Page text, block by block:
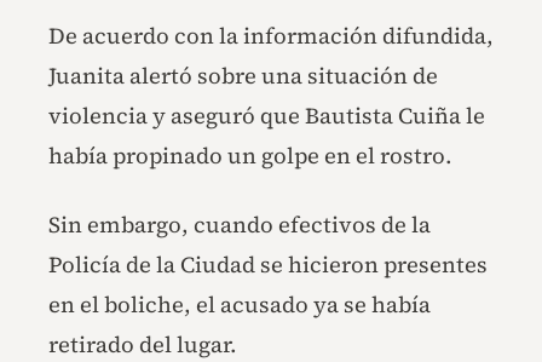
De acuerdo con la información difundida,
Juanita alertó sobre una situación de
violencia y aseguró que Bautista Cuiña le
había propinado un golpe en el rostro.
Sin embargo, cuando efectivos de la
Policía de la Ciudad se hicieron presentes
en el boliche, el acusado ya se había
retirado del lugar.